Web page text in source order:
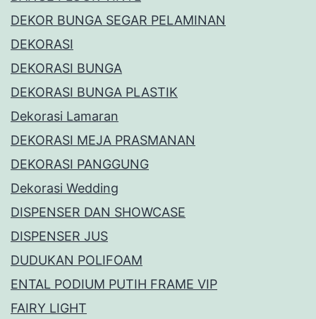
DEKOR BUNGA SEGAR PELAMINAN
DEKORASI
DEKORASI BUNGA
DEKORASI BUNGA PLASTIK
Dekorasi Lamaran
DEKORASI MEJA PRASMANAN
DEKORASI PANGGUNG
Dekorasi Wedding
DISPENSER DAN SHOWCASE
DISPENSER JUS
DUDUKAN POLIFOAM
ENTAL PODIUM PUTIH FRAME VIP
FAIRY LIGHT